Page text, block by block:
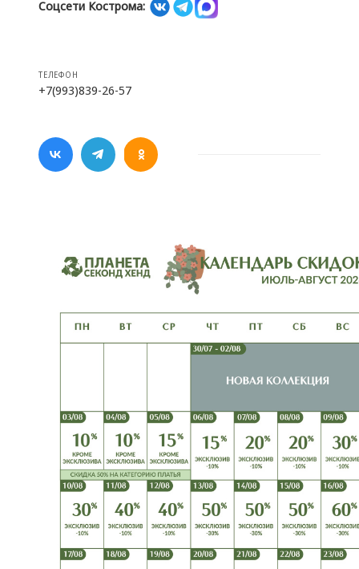
Соцсети Кострома:
ТЕЛЕФОН
+7(993)839-26-57